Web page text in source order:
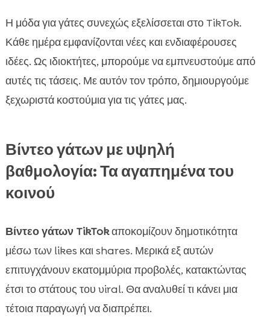
Η μόδα για γάτες συνεχώς εξελίσσεται στο TikTok.
Κάθε ημέρα εμφανίζονται νέες και ενδιαφέρουσες
ιδέες. Ως ιδιοκτήτες, μπορούμε να εμπνευστούμε από
αυτές τις τάσεις. Με αυτόν τον τρόπο, δημιουργούμε
ξεχωριστά κοστούμια για τις γάτες μας.
Βίντεο γάτων με υψηλή
βαθμολογία: Τα αγαπημένα του
κοινού
Βίντεο γάτων TikTokαποκομίζουν δημοτικότητα
μέσω των likes και shares. Μερικά εξ αυτών
επιτυγχάνουν εκατομμύρια προβολές, κατακτώντας
έτσι το στάτους του viral. Θα αναλυθεί τι κάνει μια
τέτοια παραγωγή να διαπρέπει.